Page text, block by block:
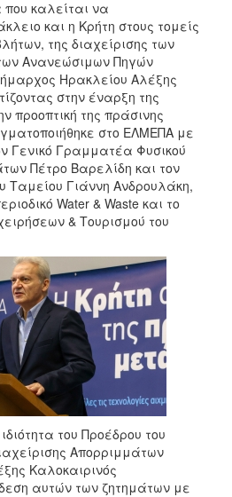
καλείται να
και η Κρήτη στους τομείς
της διαχείρισης των
Ανανεώσιμων Πηγών
Ηρακλείου Αλέξης
στην έναρξη της
προοπτική της πράσινης
στο ΕΛΜΕΠΑ με
Γενικό Γραμματέα Φυσικού
Πέτρο Βαρελίδη και τον
Ταμείου Γιάννη Ανδρουλάκη,
Water & Waste και το
& Τουρισμού του
του Προέδρου του
Απορριμμάτων
Καλοκαιρινός
αυτών των ζητημάτων με